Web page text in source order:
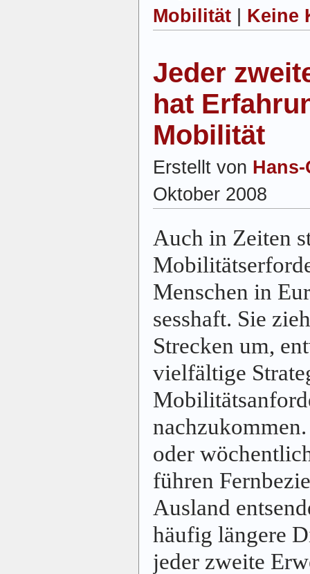
Mobilität
Keine
Jeder
hat
Mobilität
Erstellt von
Oktober 2008
Auch in Zeiten
Menschen in
sesshaft. Sie
Strecken um,
vielfältige
oder
führen
Ausland
häufig längere
jeder zweite